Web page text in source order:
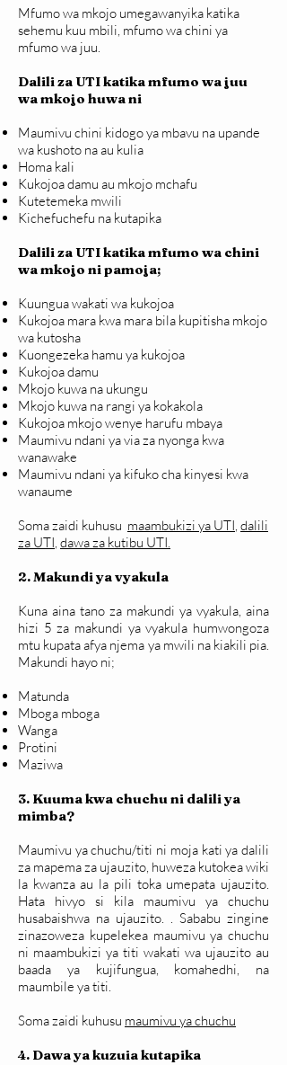
Mfumo wa mkojo umegawanyika katika
sehemu kuu mbili, mfumo wa chini ya
mfumo wa juu.
Dalili za UTI katika mfumo wa juu
wa mkojo huwa ni
Maumivu chini kidogo ya mbavu na upande
wa kushoto na au kulia
Homa kali
Kukojoa damu au mkojo mchafu
Kutetemeka mwili
Kichefuchefu na kutapika
Dalili za UTI katika mfumo wa chini
wa mkojo ni pamoja;
Kuungua wakati wa kukojoa
Kukojoa mara kwa mara bila kupitisha mkojo
wa kutosha
Kuongezeka hamu ya kukojoa
Kukojoa damu
Mkojo kuwa na ukungu
Mkojo kuwa na rangi ya kokakola
Kukojoa mkojo wenye harufu mbaya
Maumivu ndani ya via za nyonga kwa
wanawake
Maumivu ndani ya kifuko cha kinyesi kwa
wanaume
Soma zaidi kuhusu maambukizi ya UTI, dalili
za UTI, dawa za kutibu UTI.
2. Makundi ya vyakula
Kuna aina tano za makundi ya vyakula, aina
hizi 5 za makundi ya vyakula humwongoza
mtu kupata afya njema ya mwili na kiakili pia.
Makundi hayo ni;
Matunda
Mboga mboga
Wanga
Protini
Maziwa
3. Kuuma kwa chuchu ni dalili ya
mimba?
Maumivu ya chuchu/titi ni moja kati ya dalili
za mapema za ujauzito, huweza kutokea wiki
la kwanza au la pili toka umepata ujauzito.
Hata hivyo si kila maumivu ya chuchu
husabaishwa na ujauzito. . Sababu zingine
zinazoweza kupelekea maumivu ya chuchu
ni maambukizi ya titi wakati wa ujauzito au
baada ya kujifungua, komahedhi, na
maumbile ya titi.
Soma zaidi kuhusu maumivu ya chuchu
4. Dawa ya kuzuia kutapika